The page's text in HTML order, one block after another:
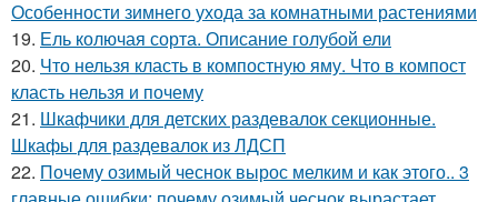
Особенности зимнего ухода за комнатными растениями
19. Ель колючая сорта. Описание голубой ели
20. Что нельзя класть в компостную яму. Что в компост
класть нельзя и почему
21. Шкафчики для детских раздевалок секционные.
Шкафы для раздевалок из ЛДСП
22. Почему озимый чеснок вырос мелким и как этого.. 3